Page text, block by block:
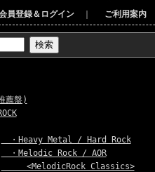
員登録＆ログイン ご利用案内
薦盤)
・Heavy Metal / Hard Rock
・Melodic Rock / AOR
<MelodicRock Classics>